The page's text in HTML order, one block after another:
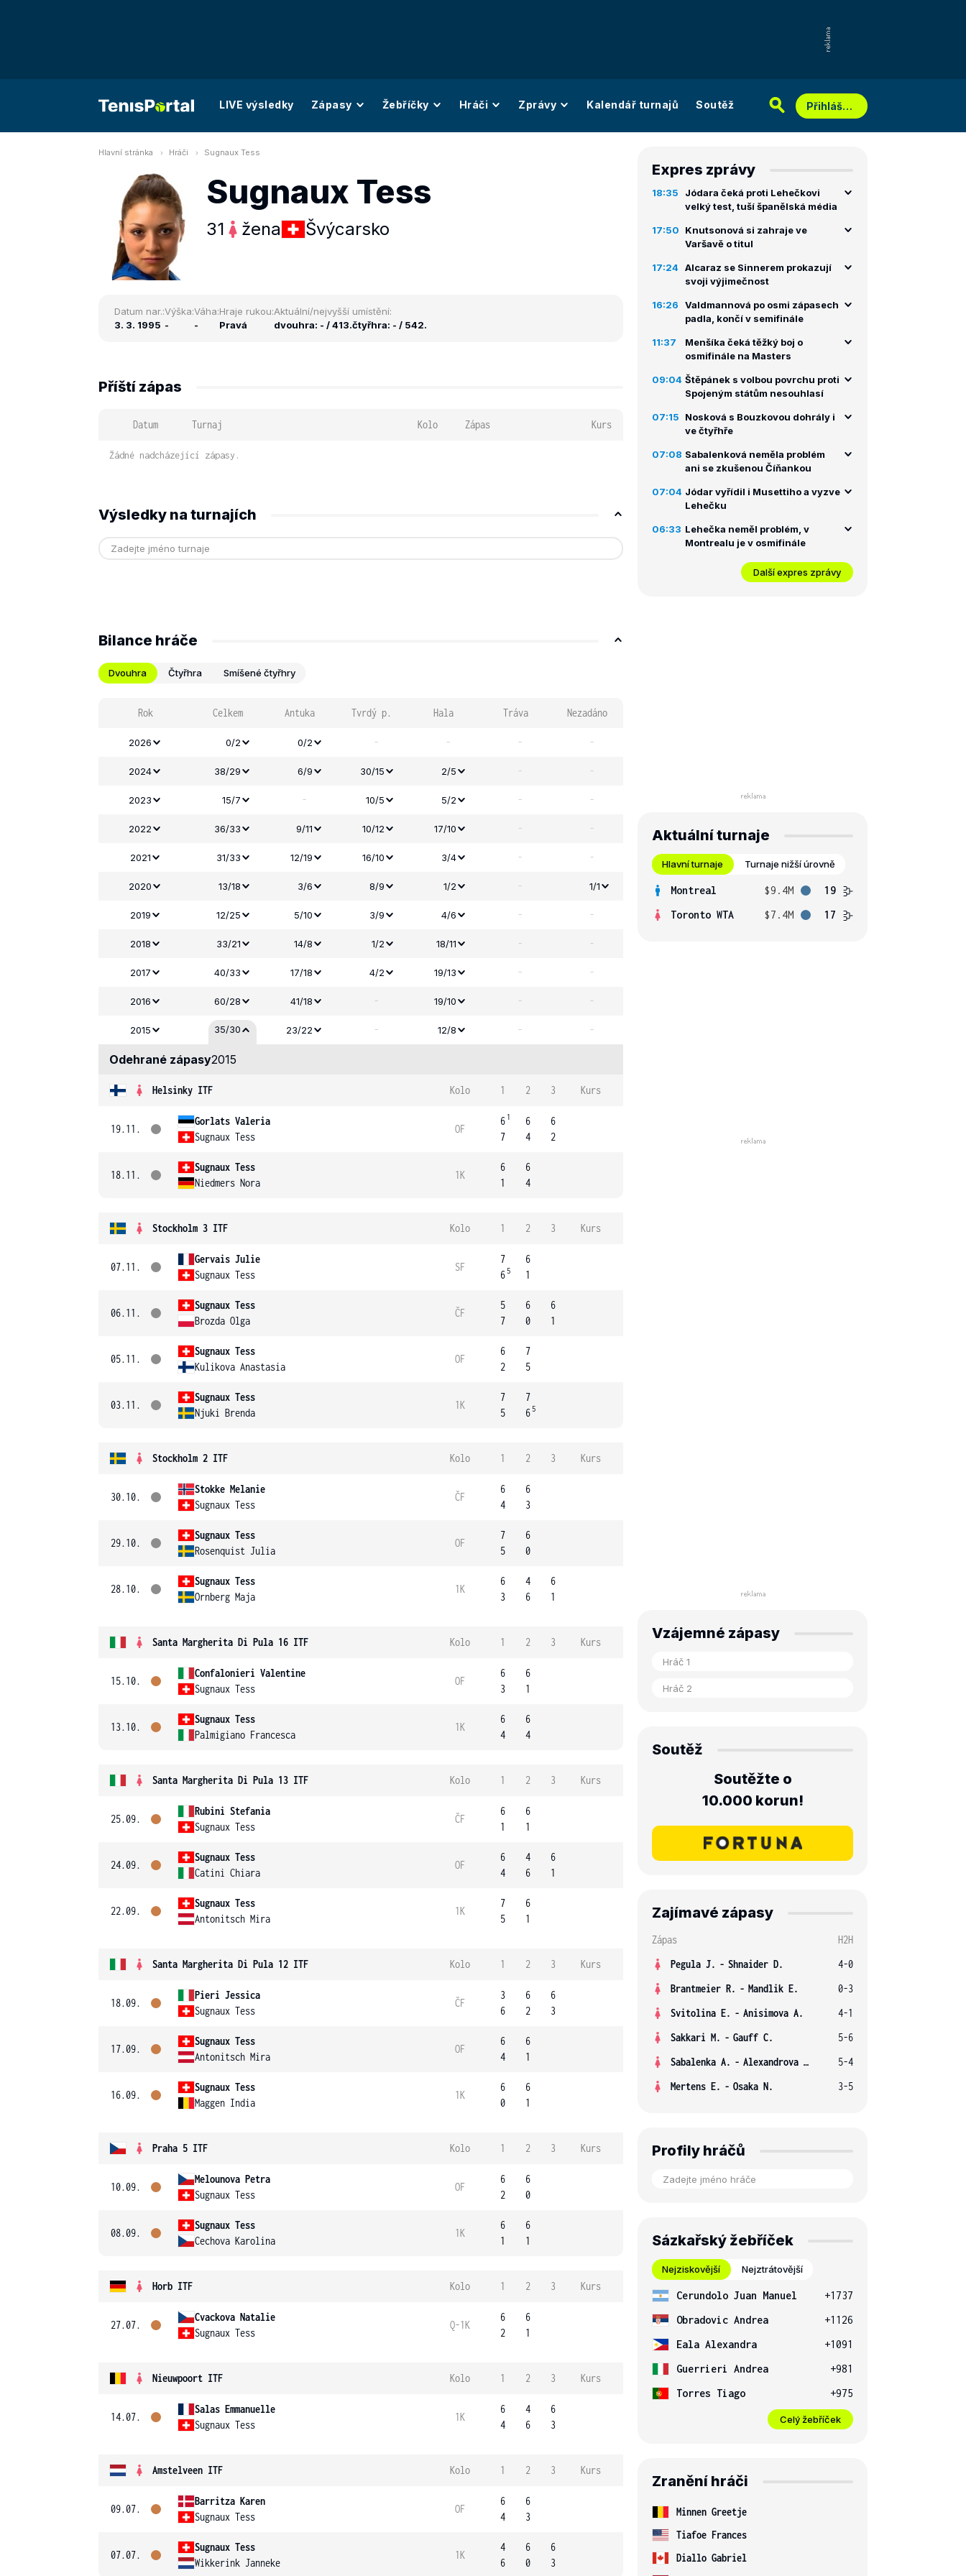
LIVE výsledky Zápasy Žebříčky Hráči Zprávy Kalendář turnajů Soutěž Přihlášení
Hlavní stránka Hráči Sugnaux Tess
Sugnaux Tess
31 žena Švýcarsko
Datum nar.:
3. 3. 1995
Výška:
-
Váha:
-
Hraje rukou:
Pravá
Aktuální/nejvyšší umístění:
dvouhra: - / 413.čtyřhra: - / 542.
Příští zápas
Datum Turnaj Kolo Zápas Kurs
Žádné nadcházející zápasy.
Výsledky na turnajích
Bilance hráče
Dvouhra Čtyřhra Smíšené čtyřhry
Rok Celkem Antuka Tvrdý p. Hala Tráva Nezadáno
2026 0/2 0/2 - - - -
2024 38/29 6/9 30/15 2/5 - -
2023 15/7 - 10/5 5/2 - -
2022 36/33 9/11 10/12 17/10 - -
2021 31/33 12/19 16/10 3/4 - -
2020 13/18 3/6 8/9 1/2 - 1/1
2019 12/25 5/10 3/9 4/6 - -
2018 33/21 14/8 1/2 18/11 - -
2017 40/33 17/18 4/2 19/13 - -
2016 60/28 41/18 - 19/10 - -
2015 35/30 23/22 - 12/8 - -
Odehrané zápasy2015
Helsinky ITF Kolo 1 2 3 Kurs
19.11.
Gorlats Valeria
Sugnaux Tess
OF
6 1
7
6
4
6
2
18.11.
Sugnaux Tess
Niedmers Nora
1K
6
1
6
4
Stockholm 3 ITF Kolo 1 2 3 Kurs
07.11.
Gervais Julie
Sugnaux Tess
SF
7
6 5
6
1
06.11.
Sugnaux Tess
Brozda Olga
ČF
5
7
6
0
6
1
05.11.
Sugnaux Tess
Kulikova Anastasia
OF
6
2
7
5
03.11.
Sugnaux Tess
Njuki Brenda
1K
7
5
7
6 5
Stockholm 2 ITF Kolo 1 2 3 Kurs
30.10.
Stokke Melanie
Sugnaux Tess
ČF
6
4
6
3
29.10.
Sugnaux Tess
Rosenquist Julia
OF
7
5
6
0
28.10.
Sugnaux Tess
Ornberg Maja
1K
6
3
4
6
6
1
Santa Margherita Di Pula 16 ITF Kolo 1 2 3 Kurs
15.10.
Confalonieri Valentine
Sugnaux Tess
OF
6
3
6
1
13.10.
Sugnaux Tess
Palmigiano Francesca
1K
6
4
6
4
Santa Margherita Di Pula 13 ITF Kolo 1 2 3 Kurs
25.09.
Rubini Stefania
Sugnaux Tess
ČF
6
1
6
1
24.09.
Sugnaux Tess
Catini Chiara
OF
6
4
4
6
6
1
22.09.
Sugnaux Tess
Antonitsch Mira
1K
7
5
6
1
Santa Margherita Di Pula 12 ITF Kolo 1 2 3 Kurs
18.09.
Pieri Jessica
Sugnaux Tess
ČF
3
6
6
2
6
3
17.09.
Sugnaux Tess
Antonitsch Mira
OF
6
4
6
1
16.09.
Sugnaux Tess
Maggen India
1K
6
0
6
1
Praha 5 ITF Kolo 1 2 3 Kurs
10.09.
Melounova Petra
Sugnaux Tess
OF
6
2
6
0
08.09.
Sugnaux Tess
Cechova Karolina
1K
6
1
6
1
Horb ITF Kolo 1 2 3 Kurs
27.07.
Cvackova Natalie
Sugnaux Tess
Q-1K
6
2
6
1
Nieuwpoort ITF Kolo 1 2 3 Kurs
14.07.
Salas Emmanuelle
Sugnaux Tess
1K
6
4
4
6
6
3
Amstelveen ITF Kolo 1 2 3 Kurs
09.07.
Barritza Karen
Sugnaux Tess
OF
6
4
6
3
07.07.
Sugnaux Tess
Wikkerink Janneke
1K
4
6
6
0
6
3
Expres zprávy
18:35
Jódara čeká proti Lehečkovi
velký test, tuší španělská média
17:50
Knutsonová si zahraje ve
Varšavě o titul
17:24 Alcaraz se Sinnerem prokazují
svoji výjimečnost
16:26
Valdmannová po osmi zápasech
padla, končí v semifinále
11:37
Menšíka čeká těžký boj o
osmifinále na Masters
09:04 Štěpánek s volbou povrchu proti
Spojeným státům nesouhlasí
07:15
Nosková s Bouzkovou dohrály i
ve čtyřhře
07:08 Sabalenková neměla problém
ani se zkušenou Číňankou
07:04 Jódar vyřídil i Musettiho a vyzve
Lehečku
06:33 Lehečka neměl problém, v
Montrealu je v osmifinále
Další expres zprávy
Aktuální turnaje
Hlavní turnaje Turnaje nižší úrovně
Montreal $9.4M
19
Toronto WTA
$7.4M 17
Vzájemné zápasy
Soutěž
Soutěžte o
10.000 korun!
Zajímavé zápasy
Zápas
H2H
Pegula J. - Shnaider D.
4-0
Brantmeier R. - Mandlik E.
0-3
Svitolina E. - Anisimova A.
4-1
Sakkari M. - Gauff C.
5-6
Sabalenka A. - Alexandrova E.
5-4
Mertens E. - Osaka N. 3-5
Profily hráčů
Sázkařský žebříček
Nejziskovější Nejztrátovější
Cerundolo Juan Manuel
+1737
Obradovic Andrea
+1126
Eala Alexandra
+1091
Guerrieri Andrea
+981
Torres Tiago
+975
Celý žebříček
Zranění hráči
Minnen Greetje
Tiafoe Frances
Diallo Gabriel